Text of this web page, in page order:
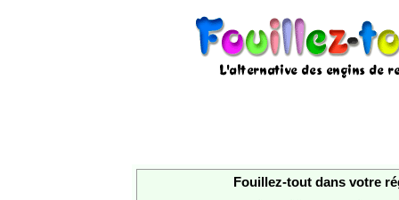
Fouillez-tout dans votre